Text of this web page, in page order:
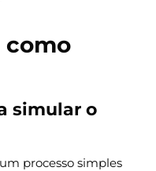
como
simular o
processo simples